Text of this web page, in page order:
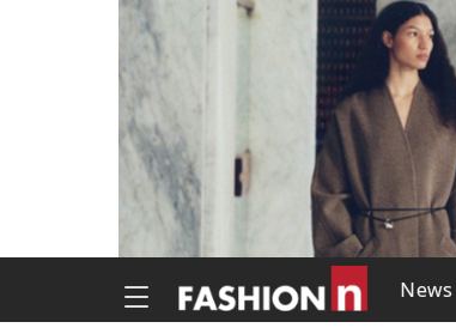
News